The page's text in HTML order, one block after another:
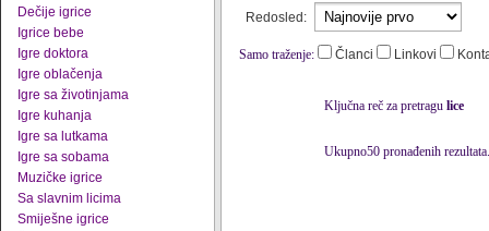
Dečije igrice
Igrice bebe
Igre doktora
Igre oblačenja
Igre sa životinjama
Igre kuhanja
Igre sa lutkama
Igre sa sobama
Muzičke igrice
Sa slavnim licima
Smiješne igrice
Redosled:
Samo traženje: Članci Linkovi
Ključna reč za pretragu lice
Ukupno50 pronađenih rezultata.